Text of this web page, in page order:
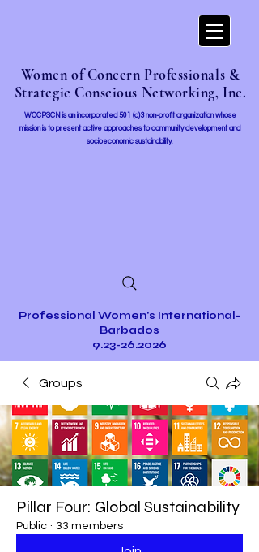
Women of Concern Professionals &
Strategic Conscious Networking, Inc.
WOCPSCN is an incorporated 501 (c)3 non-profit organization whose
mission is to present active approaches to community development and
socioeconomic sustainability.
Professional Women's International-
Barbados
9.23-26.2026
Groups
Pillar Four: Global Sustainability
Public · 33 members